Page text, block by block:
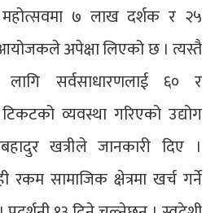
७ लाख दर्शक र २५
अपेक्षा लिएको छ । त्यस्तै
लागि सर्वसाधारणलाई ६० र
टिकटको व्यवस्था गरिएको उद्योग
खत्रीले जानकारी दिए ।
रकम सामाजिक क्षेत्रमा खर्च गर्ने